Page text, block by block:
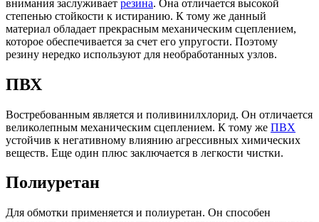
внимания заслуживает резина. Она отличается высокой
степенью стойкости к истиранию. К тому же данный
материал обладает прекрасным механическим сцеплением,
которое обеспечивается за счет его упругости. Поэтому
резину нередко используют для необработанных узлов.
ПВХ
Востребованным является и поливинилхлорид. Он отличается
великолепным механическим сцеплением. К тому же ПВХ
устойчив к негативному влиянию агрессивных химических
веществ. Еще один плюс заключается в легкости чистки.
Полиуретан
Для обмотки применяется и полиуретан. Он способен